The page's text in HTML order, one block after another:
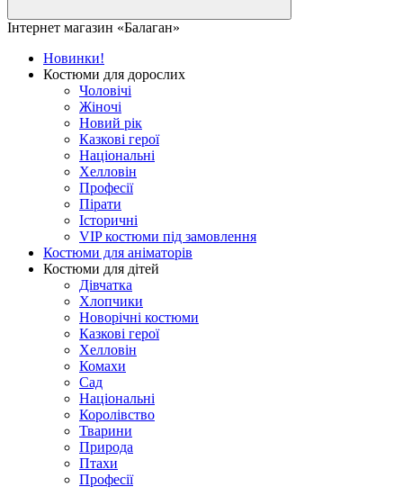
Інтернет магазин «Балаган»
Новинки!
Костюми для дорослих
Чоловічі
Жіночі
Новий рік
Казкові герої
Національні
Хелловін
Професії
Пірати
Історичні
VIP костюми під замовлення
Костюми для аніматорів
Костюми для дітей
Дівчатка
Хлопчики
Новорічні костюми
Казкові герої
Хелловін
Комахи
Сад
Національні
Королівство
Тварини
Природа
Птахи
Професії